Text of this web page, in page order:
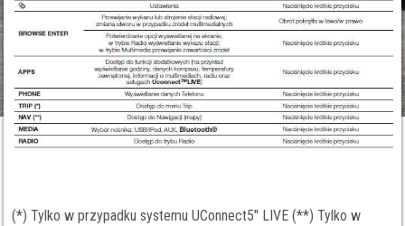
(*) Tylko w przypadku systemu UConnect5" LIVE (**) Tylko w